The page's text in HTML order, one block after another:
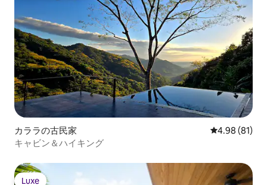
カララの古民家 レビュー81
4.98 (81)
キャビン＆ハイキング
Luxe